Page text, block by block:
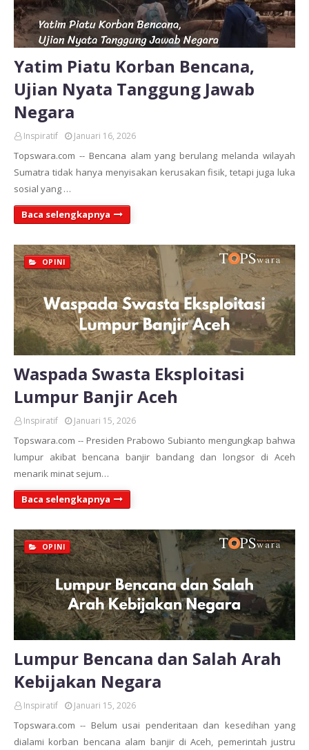
Yatim Piatu Korban Bencana,
Ujian Nyata Tanggung Jawab
Negara
Inspiratif Januari 16, 2026
Topswara.com -- Bencana alam yang berulang melanda wilayah
Sumatra tidak hanya menyisakan kerusakan fisik, tetapi juga luka
sosial yang …
Baca selengkapnya
OPINI
Waspada Swasta Eksploitasi
Lumpur Banjir Aceh
Inspiratif Januari 15, 2026
Topswara.com -- Presiden Prabowo Subianto mengungkap bahwa
lumpur akibat bencana banjir bandang dan longsor di Aceh
menarik minat sejum…
Baca selengkapnya
OPINI
Lumpur Bencana dan Salah Arah
Kebijakan Negara
Inspiratif Januari 15, 2026
Topswara.com -- Belum usai penderitaan dan kesedihan yang
dialami korban bencana alam banjir di Aceh, pemerintah justru